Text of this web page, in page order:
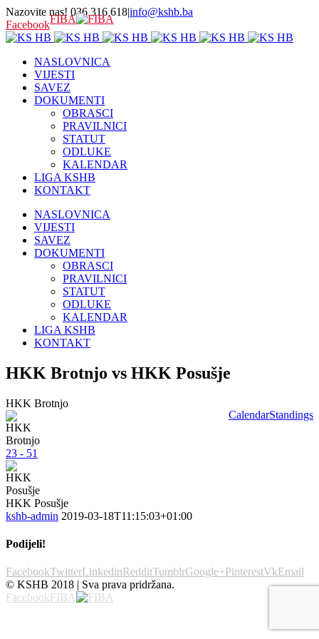
Nazovite nas! 036 316 618|info@kshb.ba
FacebookFIBA
NASLOVNICA
VIJESTI
SAVEZ
DOKUMENTI
OBRASCI
PRAVILNICI
STATUT
ODLUKE
KALENDAR
LIGA KSHB
KONTAKT
NASLOVNICA
VIJESTI
SAVEZ
DOKUMENTI
OBRASCI
PRAVILNICI
STATUT
ODLUKE
KALENDAR
LIGA KSHB
KONTAKT
HKK Brotnjo vs HKK Posušje
CalendarStandings
HKK Brotnjo
23 - 51
HKK Posušje
kshb-admin 2019-03-18T11:15:03+01:00
Podijeli!
FacebookTwitterLinkedinRedditTumblrGoogle+PinterestVkEmail
© KSHB 2018 | Sva prava pridržana.
FacebookFIBA